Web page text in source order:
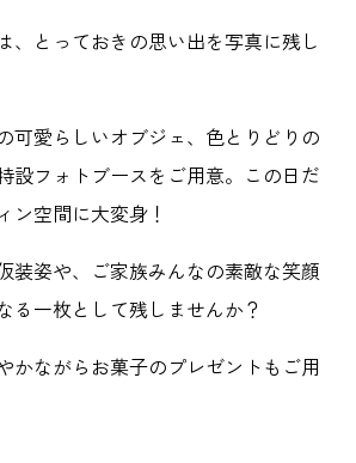
、とっておきの思い出を写真に残し
可愛らしいオブジェ、色とりどりの
設フォトブースをご用意。この日だ
ン空間に大変身！
装姿や、ご家族みんなの素敵な笑顔
る一枚として残しませんか？
かながらお菓子のプレゼントもご用